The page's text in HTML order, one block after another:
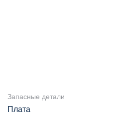
Запасные детали
Плата